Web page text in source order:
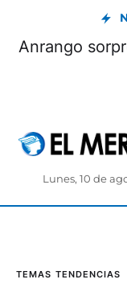
Anrango
Lunes, 10 de
TEMAS TENDENCIAS